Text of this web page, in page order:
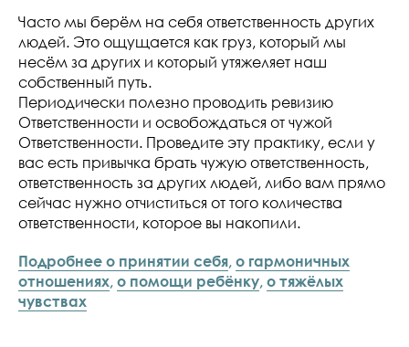
Часто мы берём на себя ответственность других
людей. Это ощущается как груз, который мы
несём за других и который утяжеляет наш
собственный путь.
Периодически полезно проводить ревизию
Ответственности и освобождаться от чужой
Ответственности. Проведите эту практику, если у
вас есть привычка брать чужую ответственность,
ответственность за других людей, либо вам прямо
сейчас нужно отчиститься от того количества
ответственности, которое вы накопили.
Подробнее о принятии себя, о гармоничных
отношениях, о помощи ребёнку, о тяжёлых
чувствах